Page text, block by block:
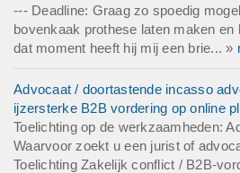
--- Deadline: Graag zo spoedig
bovenkaak prothese laten maken en
dat moment heeft hij mij een brie... »
Advocaat / doortastende incasso
ijzersterke B2B vordering op online
Toelichting op de werkzaamheden:
Waarvoor zoekt u een jurist of
Toelichting Zakelijk conflict / B2B-